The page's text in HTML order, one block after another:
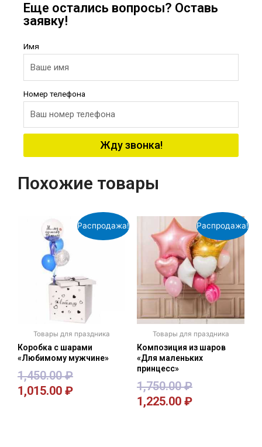
Еще остались вопросы? Оставь
заявку!
Имя
Номер телефона
Жду звонка!
Похожие товары
Распродажа!
Товары для праздника
Коробка с шарами
«Любимому мужчине»
1,450.00₽
1,015.00 ₽
Распродажа!
Товары для праздника
Композиция из шаров
«Для маленьких
принцесс»
1,750.00₽
1,225.00 ₽